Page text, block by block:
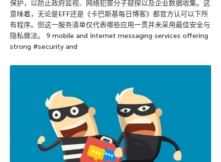
保护，以防止政府监视、网络犯罪分子窥探以及企业数据收集。这
意味着，无论是EFF还是《卡巴斯基每日博客》都官方认可以下所
有程序。但这一服务清单仅代表哪些应用一贯并未采用最佳安全与
隐私做法。 9 mobile and Internet messaging services offering
strong #security and